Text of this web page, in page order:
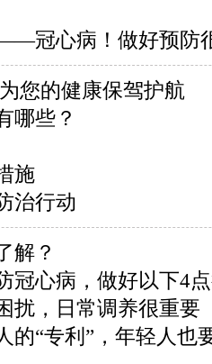
冠心病！做好预防
您的健康保驾护航
哪些？
施
治行动
解？
冠心病，做好以下4
扰，日常调养很重要
的“专利”，年轻人也